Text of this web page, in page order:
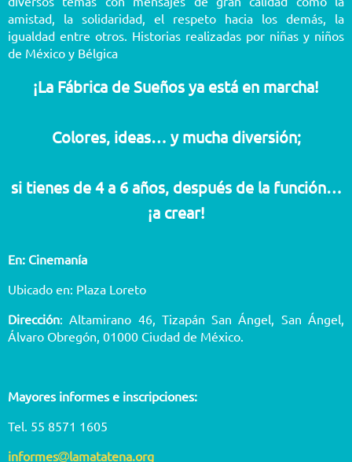
amistad, la solidaridad, el respeto hacia los demás, la
igualdad entre otros. Historias realizadas por niñas y niños
de México y Bélgica
¡La Fábrica de Sueños ya está en marcha!
Colores, ideas… y mucha diversión;
si tienes de 4 a 6 años, después de la función…
¡a crear!
En: Cinemanía
Ubicado en: Plaza Loreto
Dirección: Altamirano 46, Tizapán San Ángel, San Ángel,
Álvaro Obregón, 01000 Ciudad de México.
Mayores informes e inscripciones:
Tel. 55 8571 1605
informes
lamatatena.org